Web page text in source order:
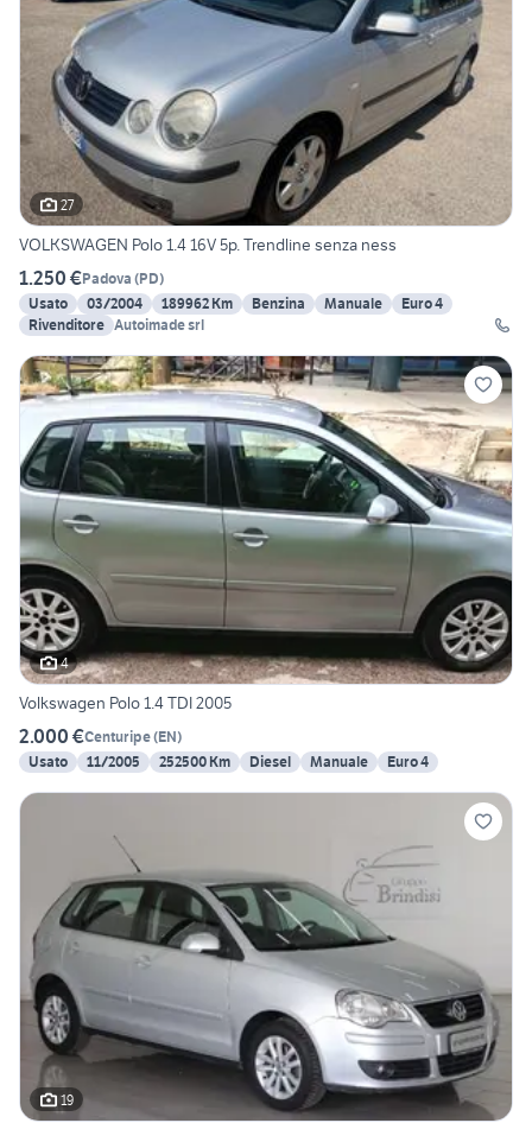
27
VOLKSWAGEN Polo 1.4 16V 5p. Trendline senza ness
1.250 €Padova (PD)
Usato
03/2004 189962 Km Benzina Manuale
Euro 4
Rivenditore Autoimade srl
4
Volkswagen Polo 1.4 TDI 2005
2.000 €Centuripe(EN)
Usato
11/2005 252500 Km Diesel Manuale Euro 4
19